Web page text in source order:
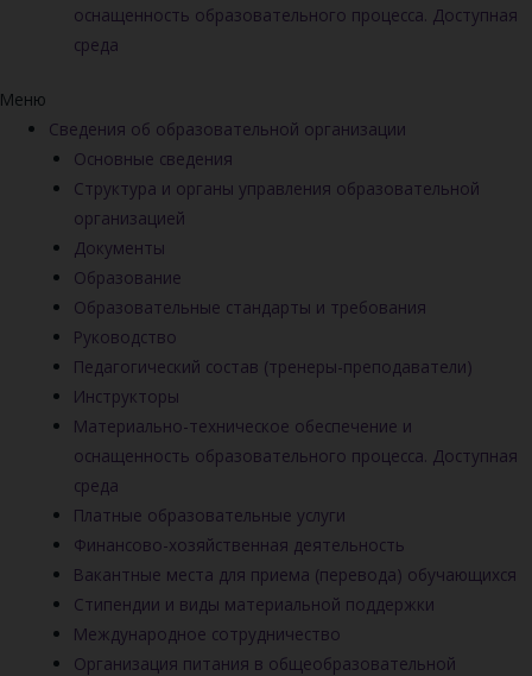
оснащенность образовательного процесса. Доступная
среда
Меню
Сведения об образовательной организации
Основные сведения
Структура и органы управления образовательной
организацией
Документы
Образование
Образовательные стандарты и требования
Руководство
Педагогический состав (тренеры-преподаватели)
Инструкторы
Материально-техническое обеспечение и
оснащенность образовательного процесса. Доступная
среда
Платные образовательные услуги
Финансово-хозяйственная деятельность
Вакантные места для приема (перевода) обучающихся
Стипендии и виды материальной поддержки
Международное сотрудничество
Организация питания в общеобразовательной